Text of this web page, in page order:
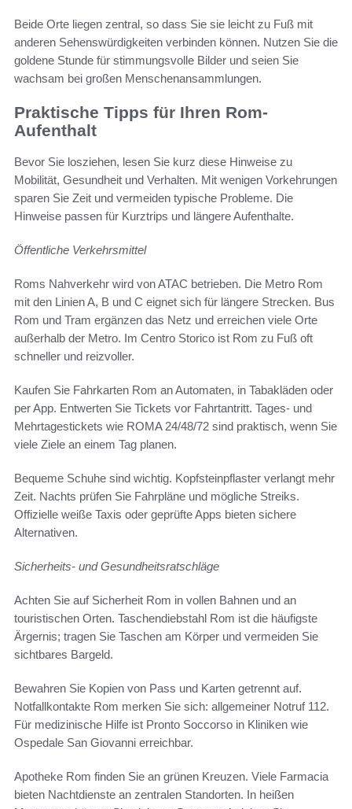
Beide Orte liegen zentral, so dass Sie sie leicht zu Fuß mit
anderen Sehenswürdigkeiten verbinden können. Nutzen Sie die
goldene Stunde für stimmungsvolle Bilder und seien Sie
wachsam bei großen Menschenansammlungen.
Praktische Tipps für Ihren Rom-
Aufenthalt
Bevor Sie losziehen, lesen Sie kurz diese Hinweise zu
Mobilität, Gesundheit und Verhalten. Mit wenigen Vorkehrungen
sparen Sie Zeit und vermeiden typische Probleme. Die
Hinweise passen für Kurztrips und längere Aufenthalte.
Öffentliche Verkehrsmittel
Roms Nahverkehr wird von ATAC betrieben. Die Metro Rom
mit den Linien A, B und C eignet sich für längere Strecken. Bus
Rom und Tram ergänzen das Netz und erreichen viele Orte
außerhalb der Metro. Im Centro Storico ist Rom zu Fuß oft
schneller und reizvoller.
Kaufen Sie Fahrkarten Rom an Automaten, in Tabakläden oder
per App. Entwerten Sie Tickets vor Fahrtantritt. Tages- und
Mehrtagestickets wie ROMA 24/48/72 sind praktisch, wenn Sie
viele Ziele an einem Tag planen.
Bequeme Schuhe sind wichtig. Kopfsteinpflaster verlangt mehr
Zeit. Nachts prüfen Sie Fahrpläne und mögliche Streiks.
Offizielle weiße Taxis oder geprüfte Apps bieten sichere
Alternativen.
Sicherheits- und Gesundheitsratschläge
Achten Sie auf Sicherheit Rom in vollen Bahnen und an
touristischen Orten. Taschendiebstahl Rom ist die häufigste
Ärgernis; tragen Sie Taschen am Körper und vermeiden Sie
sichtbares Bargeld.
Bewahren Sie Kopien von Pass und Karten getrennt auf.
Notfallkontakte Rom merken Sie sich: allgemeiner Notruf 112.
Für medizinische Hilfe ist Pronto Soccorso in Kliniken wie
Ospedale San Giovanni erreichbar.
Apotheke Rom finden Sie an grünen Kreuzen. Viele Farmacia
bieten Nachtdienste an zentralen Standorten. In heißen